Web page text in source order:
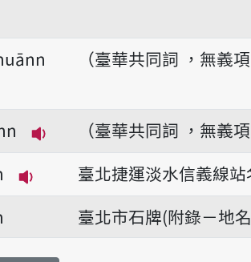
讀tang-huānn
讀tsiūnn-huānn
（臺華共同詞 ，無義項
播放音讀tuì-huānn
（臺華共同詞 ，無義項
播放音讀Ki-lí-gān
臺北捷運淡水信義線站
臺北市石牌(附錄－地